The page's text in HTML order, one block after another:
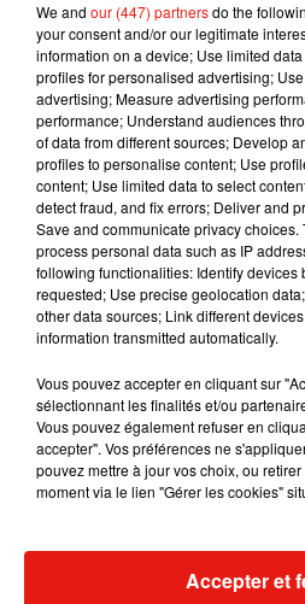
7 août 2026
Julien Lieb
dans son
7 août 2026
Madonna sort
Sensation »
7 août 2026
Tayc et Didi B
Angèle et
We and our (447) partnersdo the
your consent and/or our legitimate
information on a device; Use limited
profiles for personalised advertising;
advertising; Measure advertising
performance; Understand audiences
of data from different sources; Develop
profiles to personalise content; Use
content; Use limited data to select
detect fraud, and fix errors; Deliver and
Save and communicate privacy
process personal data such as IP
following functionalities: Identify
requested; Use precise geolocation
other data sources; Link different
information transmitted automatically.
Vous pouvez accepter en cliquant sur
sélectionnant les finalités et/ou
Vous pouvez également refuser en
accepter". Vos préférences ne
pouvez mettre à jour vos choix, ou
moment via le lien "Gérer les cookies"
Accepter et